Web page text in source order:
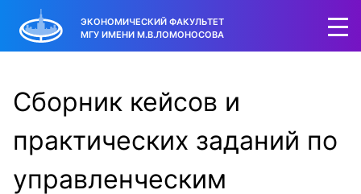
ЭКОНОМИЧЕСКИЙ ФАКУЛЬТЕТ
МГУ ИМЕНИ М.В.ЛОМОНОСОВА
Сборник кейсов и
практических заданий по
управленческим